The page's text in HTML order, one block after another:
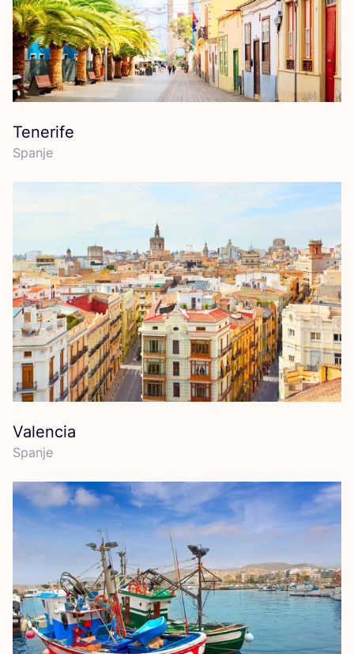
Tenerife
Span­je
Valencia
Span­je